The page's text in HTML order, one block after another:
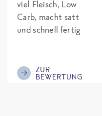
viel Fleisch, Low
Carb, macht satt
und schnell fertig
ZUR
BEWERTUNG